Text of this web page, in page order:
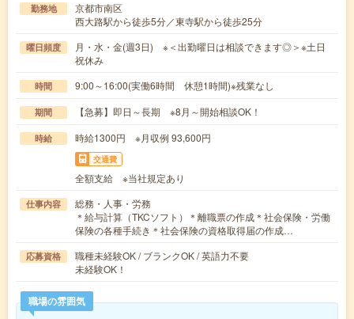
勤務地
京都市南区
西大路駅から徒歩5分／東寺駅から徒歩25分
曜日頻度
月・水・金(週3日) ※＜出勤曜日は相談できます◎＞※土日
祝休み
時間 9:00～16:00(実働6時間 休憩1時間)※残業なし
期間 【急募】即日～長期 ※8月～開始相談OK！
時給 時給1300円 ※月収例 93,600円
交通費
全額支給 ※当社規定あり
仕事内容
総務・人事・労務
＊給与計算（TKCソフト）＊離職票の作成＊社会保険・労働
保険の各種手続き＊社会保険の資格取得届の作成…
応募資格
職種未経験OK / ブランクOK / 英語力不要
未経験OK！
職場の雰囲気